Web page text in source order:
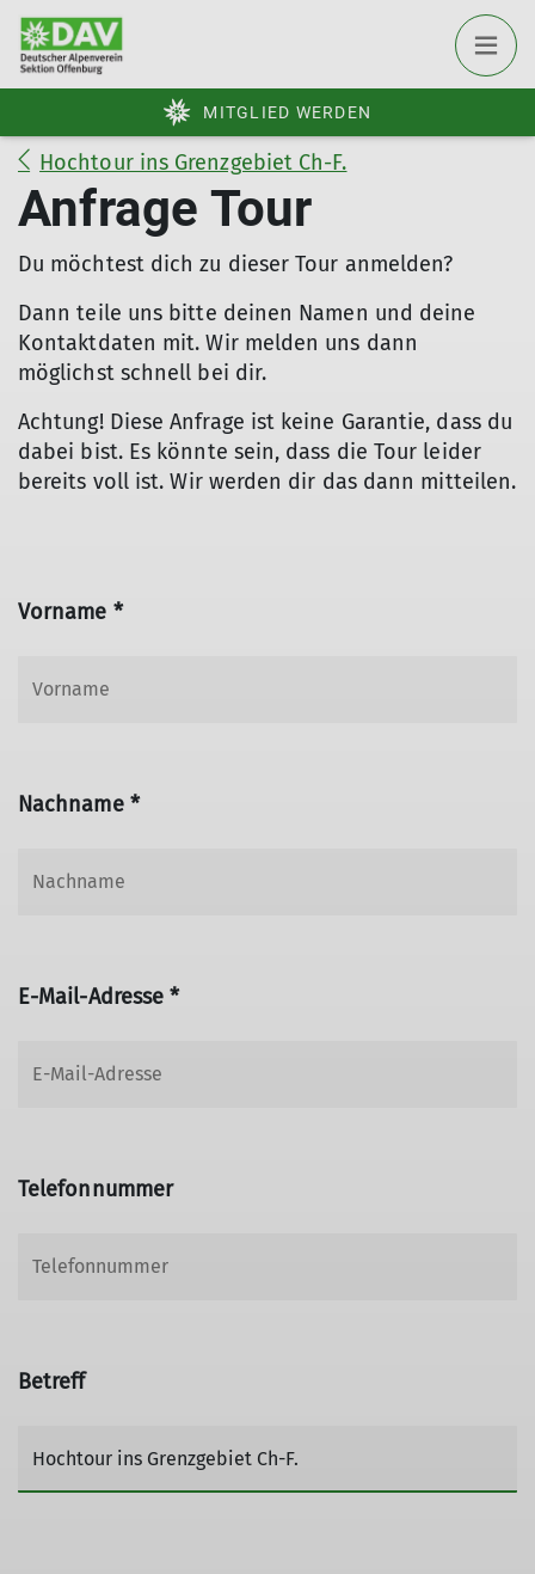
MITGLIED WERDEN
Hochtour ins Grenzgebiet Ch-F.
Anfrage Tour
Du möchtest dich zu dieser Tour anmelden?
Dann teile uns bitte deinen Namen und deine
Kontaktdaten mit. Wir melden uns dann
möglichst schnell bei dir.
Achtung! Diese Anfrage ist keine Garantie, dass du
dabei bist. Es könnte sein, dass die Tour leider
bereits voll ist. Wir werden dir das dann mitteilen.
Vorname *
Nachname *
E-Mail-Adresse *
Telefonnummer
Betreff